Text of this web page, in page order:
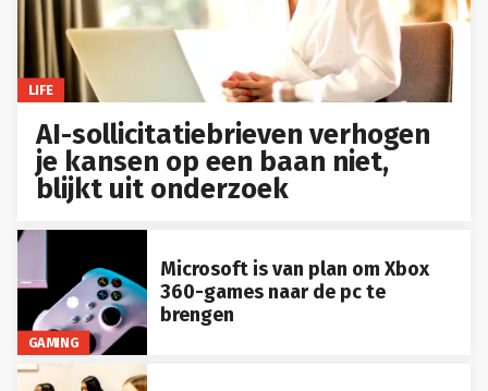
LIFE
AI-sollicitatiebrieven verhogen
je kansen op een baan niet,
blijkt uit onderzoek
GAMING
Microsoft is van plan om Xbox
360-games naar de pc te
brengen